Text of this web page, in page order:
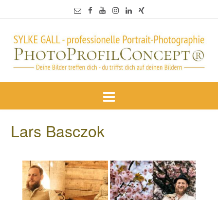
Lars Basczok